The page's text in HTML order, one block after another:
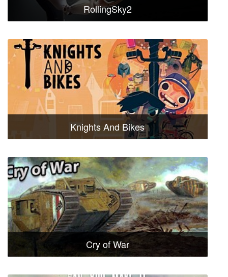
RollingSky2
Knights And Bikes
Cry of War